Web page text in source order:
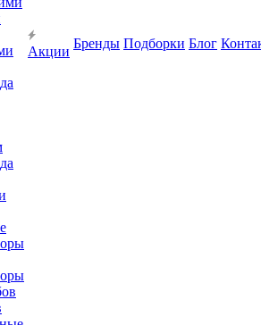
Акции
Бренды Подборки Блог